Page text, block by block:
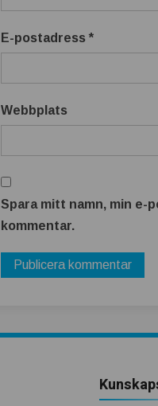
E-postadress*
Webbplats
Spara mitt namn, min e-
kommentar.